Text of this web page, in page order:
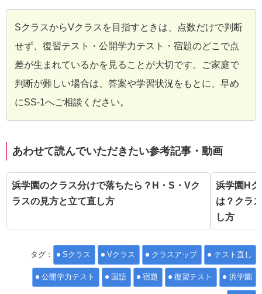
SクラスからVクラスを目指すときは、点数だけで判断
せず、復習テスト・公開学力テスト・宿題のどこで点
差が生まれているかを見ることが大切です。ご家庭で
判断が難しい場合は、答案や学習状況をもとに、早め
にSS-1へご相談ください。
あわせて読んでいただきたい参考記事・動画
浜学園のクラス分けで落ちたら？H・S・Vク
ラスの見方と立て直し方
浜学園H
は？クラ
し方
タグ： Sクラス Vクラス クラスアップ テスト直し
公開学力テスト 国語 宿題 復習テスト 浜学園